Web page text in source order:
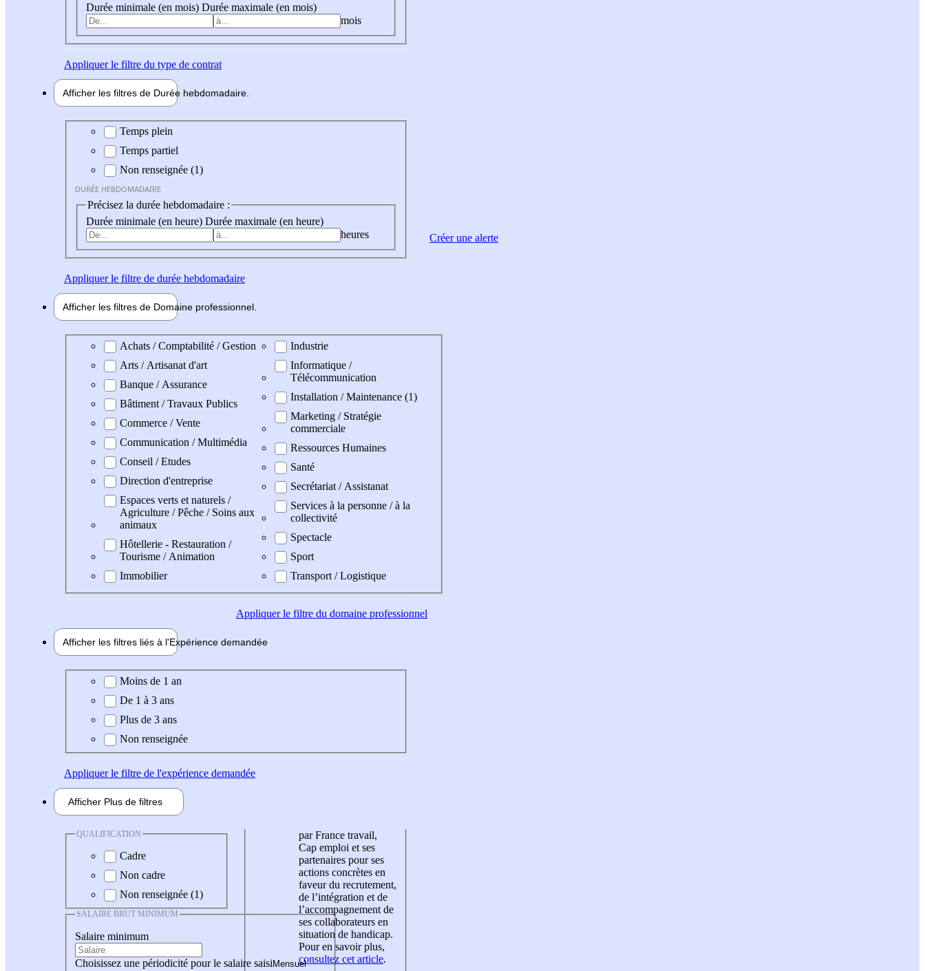
Durée minimale (en mois) Durée maximale (en mois)
mois
Appliquerle filtre du type de contrat
Afficher les filtres de Durée hebdomadaire
Durée hebdomadaire
Temps plein
Temps partiel
Non renseignée (1)
DURÉE HEBDOMADAIRE
Précisez la durée hebdomadaire :
Durée minimale (en heure) Durée maximale (en heure)
heures
Appliquerle filtre de durée hebdomadaire
Afficher les filtres de Domaine professionnel
Domaine professionel
Achats / Comptabilité / Gestion
Arts / Artisanat d'art
Banque / Assurance
Bâtiment / Travaux Publics
Commerce / Vente
Communication / Multimédia
Conseil / Etudes
Direction d'entreprise
Espaces verts et naturels /
Agriculture / Pêche / Soins aux
animaux
Hôtellerie - Restauration /
Tourisme / Animation
Immobilier
Industrie
Informatique /
Télécommunication
Installation / Maintenance (1)
Marketing / Stratégie
commerciale
Ressources Humaines
Santé
Secrétariat / Assistanat
Services à la personne / à la
collectivité
Spectacle
Sport
Transport / Logistique
Appliquerle filtre du domaine professionnel
Afficher les filtres liés à l'Expérience demandée
Expérience demandée
Moins de 1 an
De 1 à 3 ans
Plus de 3 ans
Non renseignée
Appliquerle filtre de l'expérience demandée
Afficher Plus de filtres
QUALIFICATION
Cadre
Non cadre
Non renseignée (1)
SALAIRE BRUT MINIMUM
Salaire minimum
Choisissez une périodicité pour le salaire saisi
par France travail,
Cap emploi et ses
partenaires pour ses
actions concrètes en
faveur du recrutement,
de l’intégration et de
l’accompagnement de
ses collaborateurs en
situation de handicap.
Pour en savoir plus,
consultez cet article.
Créer une alerte